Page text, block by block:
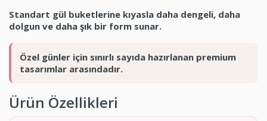
Standart gül buketlerine kıyasla daha dengeli, daha
dolgun ve daha şık bir form sunar.
Özel günler için sınırlı sayıda hazırlanan premium
tasarımlar arasındadır.
Ürün Özellikleri